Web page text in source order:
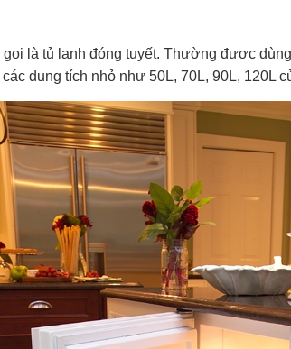
là tủ lạnh đóng tuyết. Thường được
dung tích nhỏ như 50L, 70L, 90L, 120L